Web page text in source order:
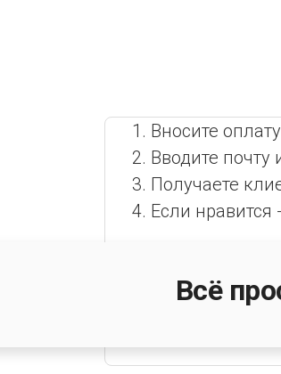
1. Вносите
2. Вводите почту
3. Получаете
4. Если
Всё